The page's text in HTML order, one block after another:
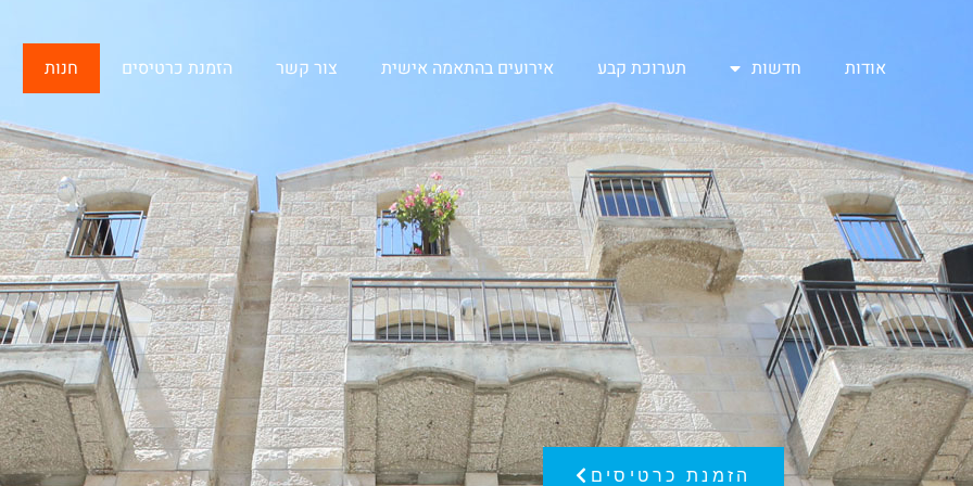
אודות חדשות תערוכת קבע אירועים בהתאמה אישית צור קשר הזמנת כרטיסים חנות
הזמנת כרטיסים